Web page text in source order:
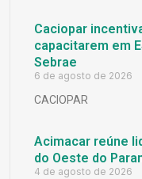
Caciopar
capacitarem em
Sebrae
6 de agosto de 2026
CACIOPAR
Acimacar reúne
do Oeste do
4 de agosto de 2026